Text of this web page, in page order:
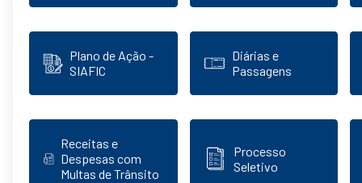
Plano de Ação -
SIAFIC
Diárias e
Passagens
Receitas e
Despesas com
Multas de Trânsito
Processo
Seletivo